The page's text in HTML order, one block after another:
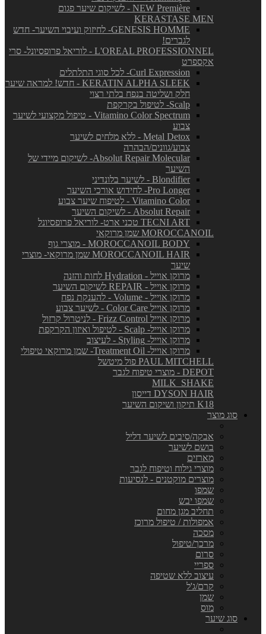
NEW Première - לשיקום שיער פגום
KERASTASE MEN
GENESIS HOMME- לחיזוק ועיבוי השיער- חדש
לגברים!
L'OREAL PROFESSIONNEL - לוריאל פרופסיונל- סרי
אקספרט
Curl Expression- לכל סוגי התלתלים
KERATIN ALPHA SLEEK - חדש! למראה שיער
חלק ושליטה בנפח בלתי רצוי
Scalp- לטיפול בקרקפת
Vitamino Color Spectrum - טיפול מקצועי לשיער
צבוע
Metal Detox - ללא מלחים לשיער
צבוע/גוונים/הבהרה
Absolut Repair Molecular- לשיקום מיידי של
השיער
Blondifier - לשיער בלונדיני
Pro Longer- לחידוש אורכי השיער
Vitamino Color - לטיפוח שיער צבוע
Absolut Repair - לשיקום השיער
TECNI ART טכני ארט- לוריאל פרופסיונל
MOROCCANOIL שמן מרוקאי
MOROCCANOIL BODY - מוצרי גוף
MOROCCANOIL HAIR שמן מרוקאי- מוצרי
שיער
מרוקן אוייל - Hydration לחות והזנה
מרוקן אוייל - REPAIR לשיקום השיער
מרוקן אוייל - Volume - להענקת נפח
מרוקן אוייל Color Care - לשיער צבוע
מרוקן אוייל Frizz Control - לניטרול קרזול
מרוקן אוייל- Scalp - לטיפול ואיזון הקרקפת
מרוקן אוייל- Styling - לעיצוב
מרוקן אוייל- Treatment Oil- שמן מרוקאי טיפולי
PAUL MITCHELL פול מיטשל
DEPOT - מוצרי טיפוח לגבר
MILK_SHAKE
DYSON HAIR דייסון
K18 תיקון ושיקום השיער
סוג מוצר
אבקה/סיבים לשיער דליל
בושם לשיער
מארזים
מוצרי גילוח וטיפוח לגבר
מוצרים מוקטנים - לנסיעות
שמפו
שמפו יבש
תחליב מגן מחום
אמפולות / טיפול מרוכז
מסכה
מרכך/טיפול
סרום
ספריי
עיצוב ללא שטיפה
קרם/ג'ל
שמן
מוס
סוג שיער